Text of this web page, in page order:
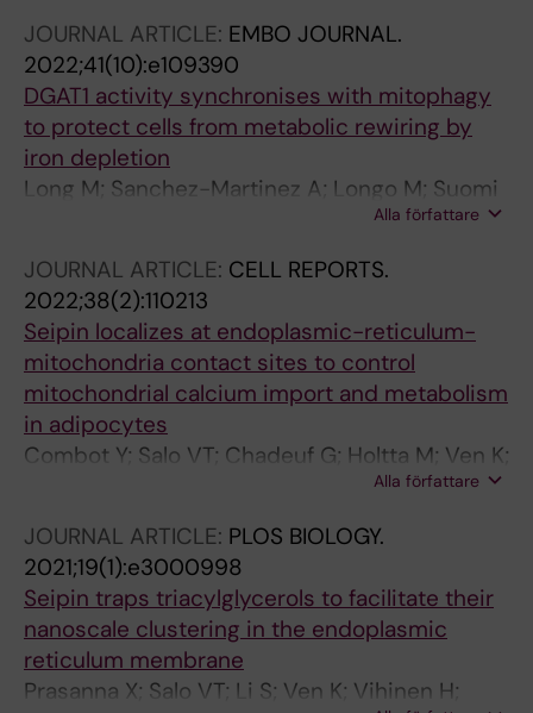
JOURNAL ARTICLE: EMBO JOURNAL.
2022;41(10):e109390
DGAT1 activity synchronises with mitophagy
to protect cells from metabolic rewiring by
iron depletion
Long M; Sanchez-Martinez A; Longo M; Suomi
F; Stenlund H; Johansson AI; Ehsan H; Salo VT;
Ganley IG; Whitworth AJ; McWilliams TG
Alla författare
JOURNAL ARTICLE: CELL REPORTS.
2022;38(2):110213
Seipin localizes at endoplasmic-reticulum-
mitochondria contact sites to control
mitochondrial calcium import and metabolism
in adipocytes
Combot Y; Salo VT; Chadeuf G; Holtta M; Ven K;
Pulli I; Ducheix S; Pecqueur C; Renoult O; Lak B;
J; Le Lay S; Croyal M; Tayeb KS; Vihinen H;
Jokitalo E; Tornquist K; Vigouroux C; Cariou B;
Magre J; Larhlimi A; Ikonen E; Prieur X
Alla författare
JOURNAL ARTICLE: PLOS BIOLOGY.
2021;19(1):e3000998
Seipin traps triacylglycerols to facilitate their
nanoscale clustering in the endoplasmic
reticulum membrane
Prasanna X; Salo VT; Li S; Ven K; Vihinen H;